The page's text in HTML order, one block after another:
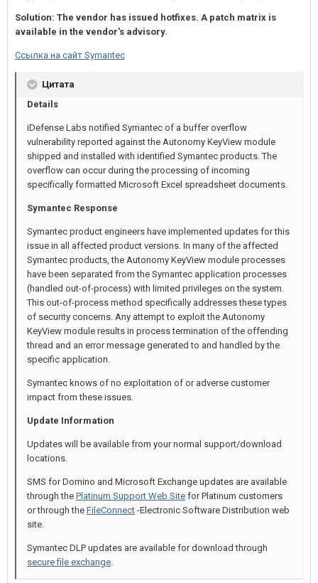
Solution: The vendor has issued hotfixes. A patch matrix is
available in the vendor's advisory.
Ссылка на сайт Symantec
Цитата
Details
iDefense Labs notified Symantec of a buffer overflow
vulnerability reported against the Autonomy KeyView module
shipped and installed with identified Symantec products. The
overflow can occur during the processing of incoming
specifically formatted Microsoft Excel spreadsheet documents.
Symantec Response
Symantec product engineers have implemented updates for this
issue in all affected product versions. In many of the affected
Symantec products, the Autonomy KeyView module processes
have been separated from the Symantec application processes
(handled out-of-process) with limited privileges on the system.
This out-of-process method specifically addresses these types
of security concerns. Any attempt to exploit the Autonomy
KeyView module results in process termination of the offending
thread and an error message generated to and handled by the
specific application.
Symantec knows of no exploitation of or adverse customer
impact from these issues.
Update Information
Updates will be available from your normal support/download
locations.
SMS for Domino and Microsoft Exchange updates are available
through the Platinum Support Web Site for Platinum customers
or through the FileConnect -Electronic Software Distribution web
site.
Symantec DLP updates are available for download through
secure file exchange